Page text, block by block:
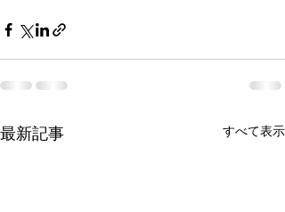
最新記事 すべて表示